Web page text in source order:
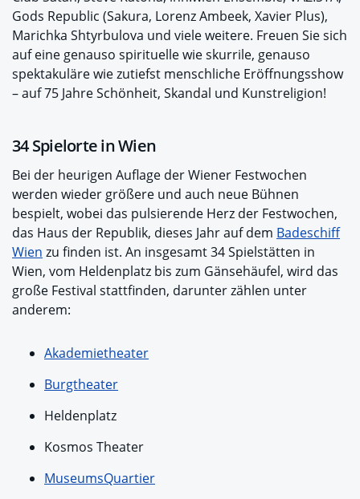
Gods Republic (Sakura, Lorenz Ambeek, Xavier Plus),
Marichka Shtyrbulova und viele weitere. Freuen Sie sich
auf eine genauso spiri­tuelle wie skurrile, genauso
spekta­kuläre wie zutiefst menschliche Eröffnungsshow
– auf 75 Jahre Schönheit, Skandal und Kunst­religion!
34 Spielorte in Wien
Bei der heurigen Auflage der Wiener Festwochen
werden wieder größere und auch neue Bühnen
bespielt, wobei das pulsierende Herz der Festwochen,
das Haus der Republik, dieses Jahr auf dem Badeschiff
Wien zu finden ist. An insgesamt 34 Spielstätten in
Wien, vom Heldenplatz bis zum Gänsehäufel, wird das
große Festival stattfinden, darunter zählen unter
anderem:
Akademietheater
Burgtheater
Heldenplatz
Kosmos Theater
MuseumsQuartier